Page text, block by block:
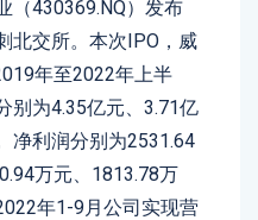
（430369.NQ）发布
北交所。本次IPO，威
年至2022年上半
别为4.35亿元、3.71亿
净利润分别为2531.64
万元、1813.78万
年1-9月公司实现营